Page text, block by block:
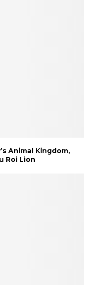
Animal Kingdom,
Roi Lion